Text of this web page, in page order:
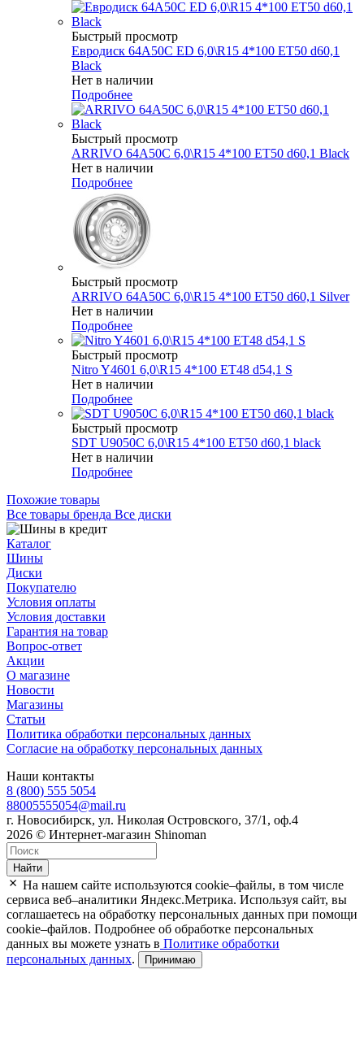
Быстрый просмотр
Евродиск 64A50C ED 6,0\R15 4*100 ET50 d60,1
Black
Нет в наличии
Подробнее
Быстрый просмотр
ARRIVO 64A50C 6,0\R15 4*100 ET50 d60,1 Black
Нет в наличии
Подробнее
Быстрый просмотр
ARRIVO 64A50C 6,0\R15 4*100 ET50 d60,1 Silver
Нет в наличии
Подробнее
Быстрый просмотр
Nitro Y4601 6,0\R15 4*100 ET48 d54,1 S
Нет в наличии
Подробнее
Быстрый просмотр
SDT U9050C 6,0\R15 4*100 ET50 d60,1 black
Нет в наличии
Подробнее
Похожие товары
Все товары бренда Все диски
Каталог
Шины
Диски
Покупателю
Условия оплаты
Условия доставки
Гарантия на товар
Вопрос-ответ
Акции
О магазине
Новости
Магазины
Статьи
Политика обработки персональных данных
Согласие на обработку персональных данных
Наши контакты
8 (800) 555 5054
88005555054@mail.ru
г. Новосибирск, ул. Николая Островского, 37/1, оф.4
2026 © Интернет-магазин Shinoman
Найти
На нашем сайте используются cookie–файлы, в том числе
сервиса веб–аналитики Яндекс.Метрика. Используя сайт, вы
соглашаетесь на обработку персональных данных при помощи
cookie–файлов. Подробнее об обработке персональных
данных вы можете узнать в Политике обработки
персональных данных. Принимаю